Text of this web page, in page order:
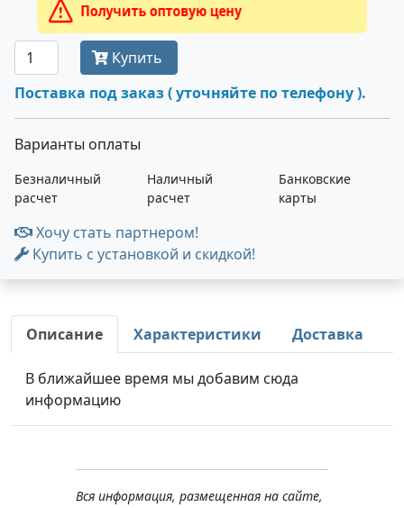
Получить оптовую цену
Купить
Поставка под заказ ( уточняйте по телефону ).
Варианты оплаты
Безналичный
расчет
Наличный
расчет
Банковские
карты
Хочу стать партнером!
Купить с установкой и скидкой!
Описание Характеристики Доставка
В ближайшее время мы добавим сюда
информацию
Вся информация, размещенная на сайте,